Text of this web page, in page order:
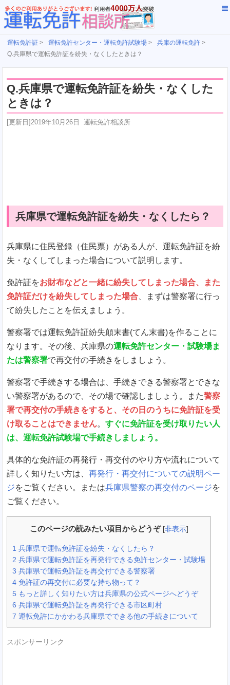
運転免許証 > 運転免許センター・運転免許試験場 > 兵庫の運転免許 >
Q.兵庫県で運転免許証を紛失・なくしたときは？
Q.兵庫県で運転免許証を紛失・なくした
ときは？
[更新日]2019年10月26日 運転免許相談所
兵庫県で運転免許証を紛失・なくしたら？
兵庫県に住民登録（住民票）がある人が、運転免許証を紛
失・なくしてしまった場合について説明します。
免許証をお財布などと一緒に紛失してしまった場合、また
免許証だけを紛失してしまった場合 、まずは警察署に行っ
て紛失したことを伝えましょう。
警察署では運転免許証紛失顛末書(てん末書)を作ることに
なります。その後、兵庫県の運転免許センター・試験場ま
たは警察署で再交付の手続きをしましょう。
警察署で手続きする場合は、手続きできる警察署とできな
い警察署があるので、その場で確認しましょう。また警察
署で再交付の手続きをすると、その日のうちに免許証を受
け取ることはできません。 すぐに免許証を受け取りたい人
は、運転免許試験場で手続きしましょう。
具体的な免許証の再発行・再交付のやり方や流れについて
詳しく知りたい方は、 再発行・再交付についての説明ペー
ジをご覧ください。または兵庫県警察の再交付のページを
ご覧ください。
このページの読みたい項目からどうぞ [非表示]
1 兵庫県で運転免許証を紛失・なくしたら？
2 兵庫県で運転免許証を再発行できる免許センター・試験場
3 兵庫県で運転免許証を再交付できる警察署
4 免許証の再交付に必要な持ち物って？
5 もっと詳しく知りたい方は兵庫県の公式ページへどうぞ
6 兵庫県で運転免許証を再発行できる市区町村
7 運転免許にかかわる兵庫県でできる他の手続きについて
スポンサーリンク